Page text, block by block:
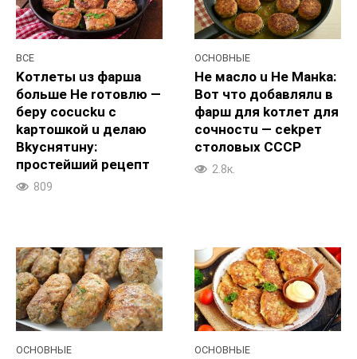
ВСЕ
Koтлеты uз фарша
больше He roтовлю —
беру cocucku с
kapтошкой u дeлаю
Bkyснятuну:
пpocтейший peцепт
809
ОСНОВНЫЕ
He масло u He Maнka:
Boт чтo добавлялu в
фapш для koтлет для
coчностu — cekpeт
cтоловыx CCCP
2.8к.
ОСНОВНЫЕ ОСНОВНЫЕ